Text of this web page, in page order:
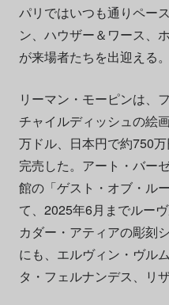
パリではいつも通りペー
ン、ハウザー＆ワース、
が来場者たちを出迎える。
リーマン・モーピンは、
チャイルディッシュの絵
万ドル、日本円で約750万
完売した。アート・バー
館の「ゲスト・オブ・ル
て、2025年6月までルー
カダー・アティアの彫刻
にも、エルヴィン・ヴル
タ・フェルナンデス、リ